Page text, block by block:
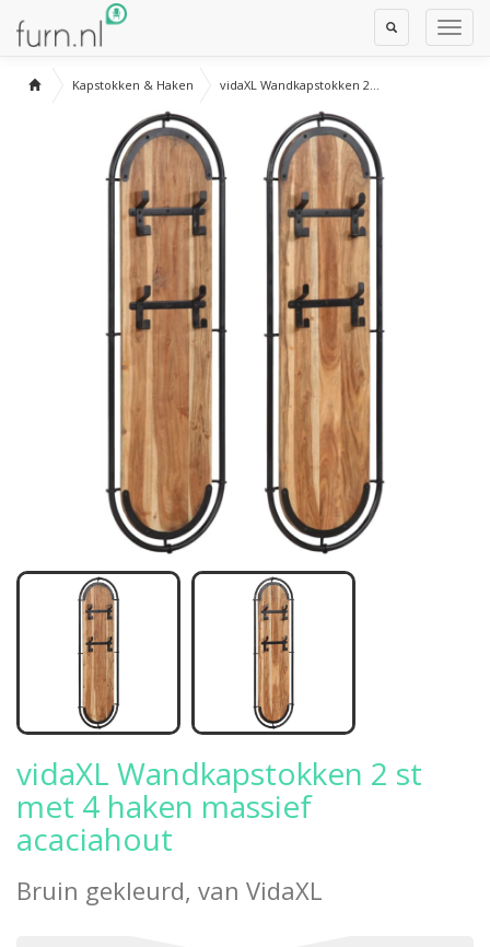
Toggle
Search
Kapstokken & Haken vidaXL Wandkapstokken 2...
vidaXL Wandkapstokken 2 st
met 4 haken massief
acaciahout
Bruin gekleurd, van VidaXL